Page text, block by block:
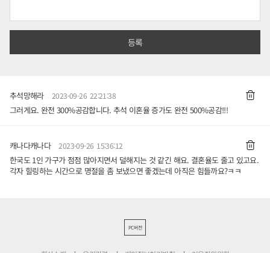
추석망해라 2023-09-26 22:21:38
그러게요. 완전 300%공감합니다. 추석 이혼율 증가도 완전 500%공감!!!
캐나다캐나다 2023-09-26 15:36:12
한국도 1인 가구가 점점 많아지면서 덜해지는 것 같긴 해요. 결혼율도 줄고 있고요.
각자 힐링하는 시간으로 명절을 좀 보냈으면 좋겠는데 아직은 힘들까요?ㅋㅋ
PC버전